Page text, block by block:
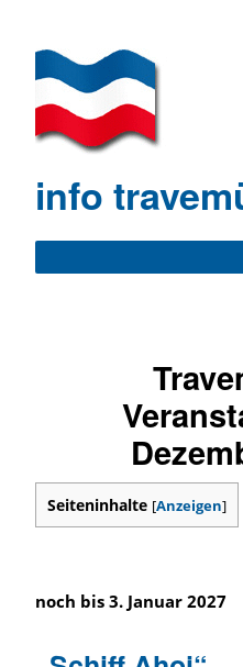
info
Seiteninhalte [Anzeigen]
noch bis 3. Januar 2027